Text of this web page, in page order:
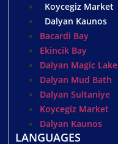
Koycegiz Market
Dalyan Kaunos
Bacardi Bay
Ekincik Bay
Dalyan Magic Lake
Dalyan Mud Bath
Dalyan Sultaniye
Koycegiz Market
Dalyan Kaunos
LANGUAGES